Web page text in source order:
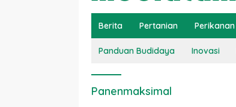
Berita Pertanian Perikanan
Panduan Budidaya Inovasi
Panenmaksimal